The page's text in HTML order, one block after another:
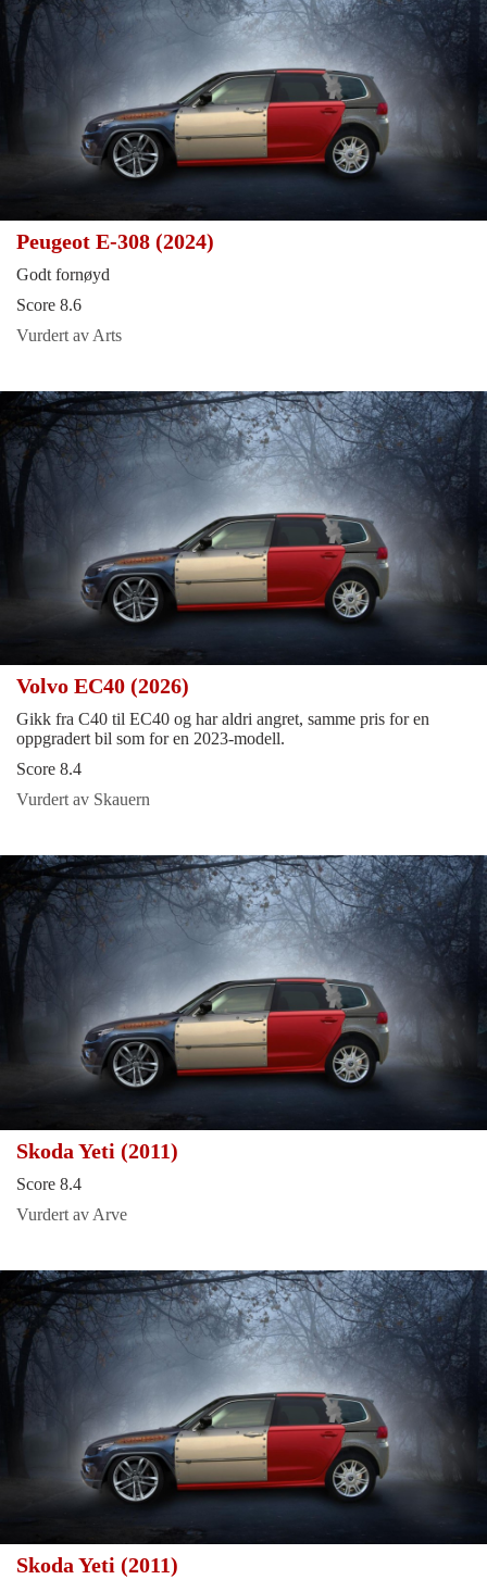
Peugeot E-308 (2024)
Godt fornøyd
Score 8.6
Vurdert av Arts
Volvo EC40 (2026)
Gikk fra C40 til EC40 og har aldri angret, samme pris for en
oppgradert bil som for en 2023-modell.
Score 8.4
Vurdert av Skauern
Skoda Yeti (2011)
Score 8.4
Vurdert av Arve
Skoda Yeti (2011)